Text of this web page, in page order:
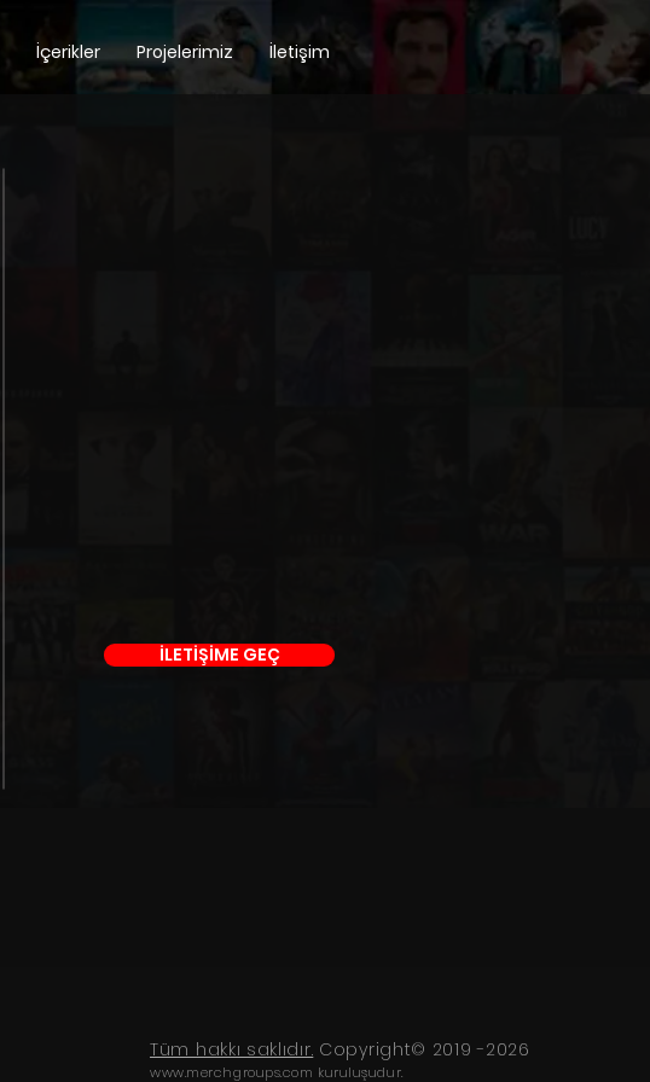
İçerikler Projelerimiz İletişim
İLETİŞİME GEÇ
Tüm hakkı saklıdır. Copyright© 2019 -2026
www.merchgroups.com kuruluşudur.